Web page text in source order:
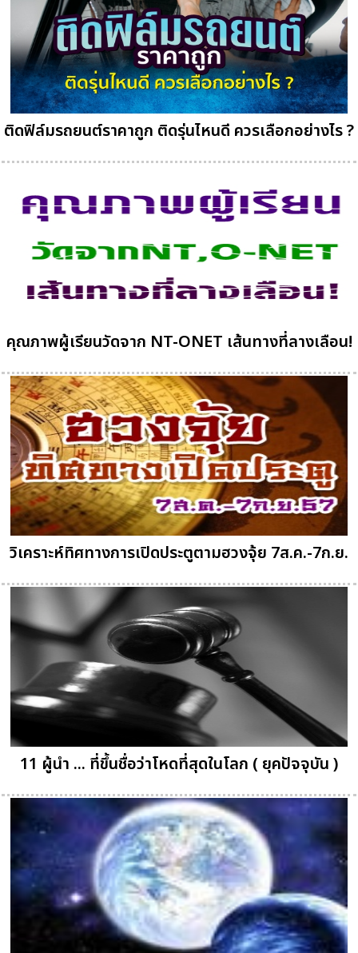
ติดฟิล์มรถยนต์ราคาถูก ติดรุ่นไหนดี ควรเลือกอย่างไร ?
คุณภาพผู้เรียนวัดจาก NT-ONET เส้นทางที่ลางเลือน!
วิเคราะห์ทิศทางการเปิดประตูตามฮวงจุ้ย 7ส.ค.-7ก.ย.
11 ผู้นำ ... ที่ขึ้นชื่อว่าโหดที่สุดในโลก ( ยุคปัจจุบัน )